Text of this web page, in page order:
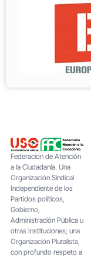
Federacion de Atención
a la Ciudadanía. Una
Organización Sindical
Independiente de los
Partidos políticos,
Gobierno,
Administración Pública u
otras Instituciones; una
Organización Pluralista,
con profundo respeto a